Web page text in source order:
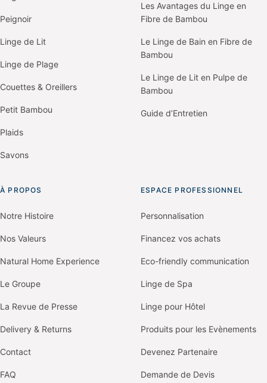
Peignoir
Linge de Lit
Linge de Plage
Couettes & Oreillers
Petit Bambou
Plaids
Savons
Les Avantages du Linge en
Fibre de Bambou
Le Linge de Bain en Fibre de
Bambou
Le Linge de Lit en Pulpe de
Bambou
Guide d’Entretien
À PROPOS
Notre Histoire
Nos Valeurs
Natural Home Experience
Le Groupe
La Revue de Presse
Delivery & Returns
Contact
FAQ
ESPACE PROFESSIONNEL
Personnalisation
Financez vos achats
Eco-friendly communication
Linge de Spa
Linge pour Hôtel
Produits pour les Evènements
Devenez Partenaire
Demande de Devis